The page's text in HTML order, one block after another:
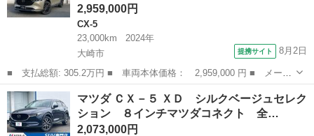
2,959,000円
CX-5
23,000km
2024年
大崎市
提携サイト 8月2日
■ 支払総額: 305.2万円 ■ 車両本体価格： 2,959,000 円 ■ メーカ
ー名： マツダ ■ 車種名： ＣＸ－５ ■ グレード名： ２．２
ＸＤ ブラックトーンエディション ディーゼルターボ 衝突軽減ブ
レーキ／...
宮城 大崎市 CX-5
マツダ ＣＸ－５ ＸＤ シルクベージュセレク
ション ８インチマツダコネクト 全…
2,073,000円